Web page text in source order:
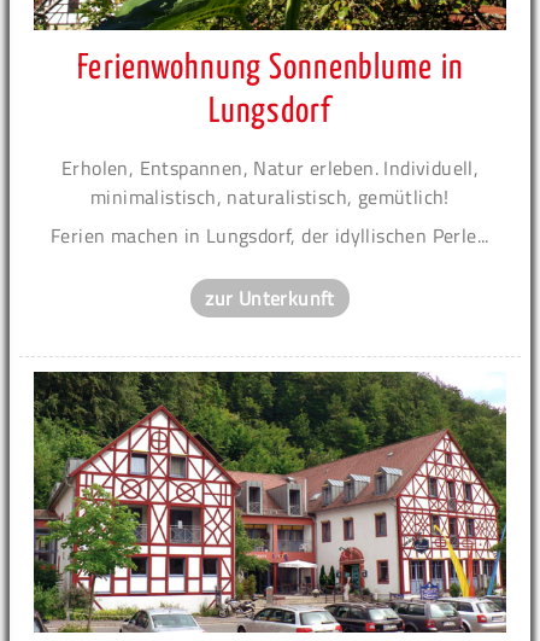
Ferienwohnung Sonnenblume in
Lungsdorf
Erholen, Entspannen, Natur erleben. Individuell,
minimalistisch, naturalistisch, gemütlich!
Ferien machen in Lungsdorf, der idyllischen Perle...
zur Unterkunft